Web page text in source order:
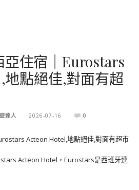
亞住宿｜Eurostars
點絕佳,對面有超
達人 2026-07-16 0
Acteon Hotel，Eurostars是西班牙連